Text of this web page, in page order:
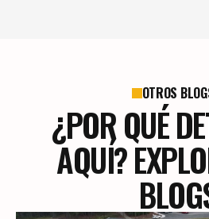
OTROS
¿POR QUÉ
AQUÍ?